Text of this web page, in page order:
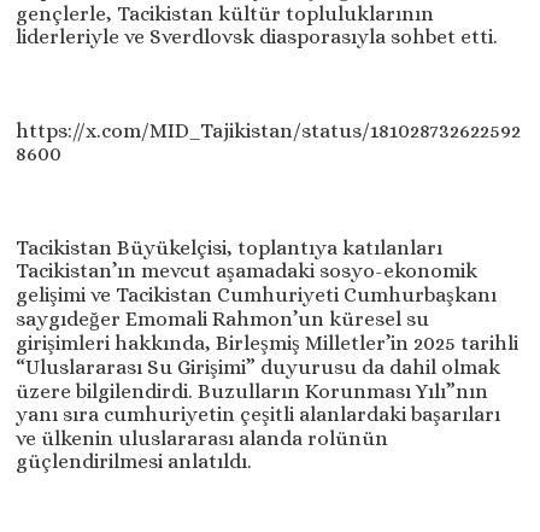
gençlerle, Tacikistan kültür topluluklarının
liderleriyle ve Sverdlovsk diasporasıyla sohbet etti.
https://x.com/MID_Tajikistan/status/181028732622592
8600
Tacikistan Büyükelçisi, toplantıya katılanları
Tacikistan’ın mevcut aşamadaki sosyo-ekonomik
gelişimi ve Tacikistan Cumhuriyeti Cumhurbaşkanı
saygıdeğer Emomali Rahmon’un küresel su
girişimleri hakkında, Birleşmiş Milletler’in 2025 tarihli
“Uluslararası Su Girişimi” duyurusu da dahil olmak
üzere bilgilendirdi. Buzulların Korunması Yılı”nın
yanı sıra cumhuriyetin çeşitli alanlardaki başarıları
ve ülkenin uluslararası alanda rolünün
güçlendirilmesi anlatıldı.